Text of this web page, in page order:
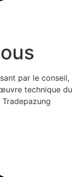
par le conseil,
technique du